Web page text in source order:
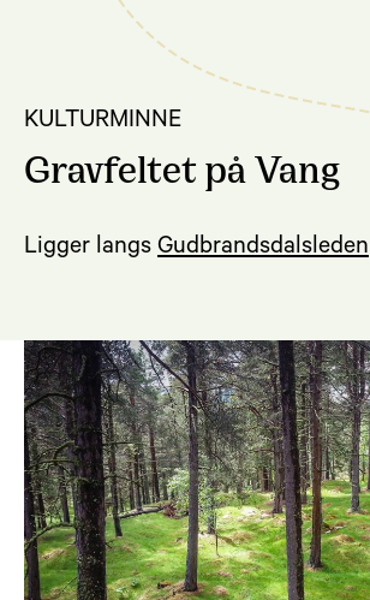
KULTURMINNE
Gravfeltet på Vang
Ligger langs Gudbrandsdalsleden